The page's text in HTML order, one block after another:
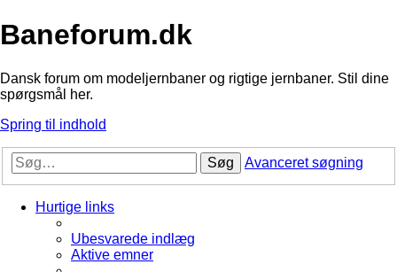
Baneforum.dk
Dansk forum om modeljernbaner og rigtige jernbaner. Stil dine
spørgsmål her.
Spring til indhold
Søg Avanceret søgning
Hurtige links
Ubesvarede indlæg
Aktive emner